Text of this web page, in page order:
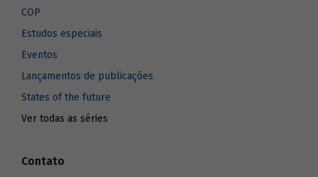
COP
Estudos especiais
Eventos
Lançamentos de publicações
States of the future
Ver todas as séries
Contato